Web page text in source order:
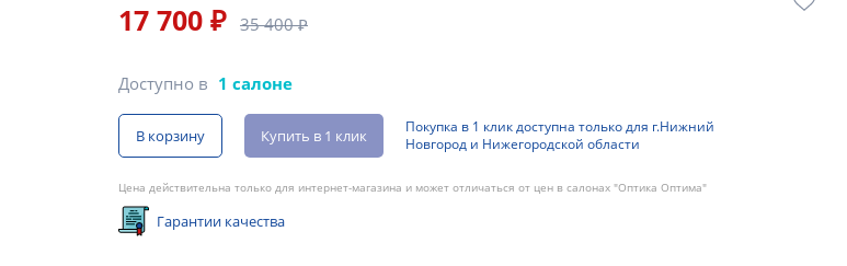
17 700 ₽ 35 400 ₽
Доступно в 1 салоне
В корзину Купить в 1 клик
Покупка в 1 клик доступна только для г.Нижний
Новгород и Нижегородской области
Цена действительна только для интернет-магазина и может отличаться от цен в салонах "Оптика Оптима"
Гарантии качества